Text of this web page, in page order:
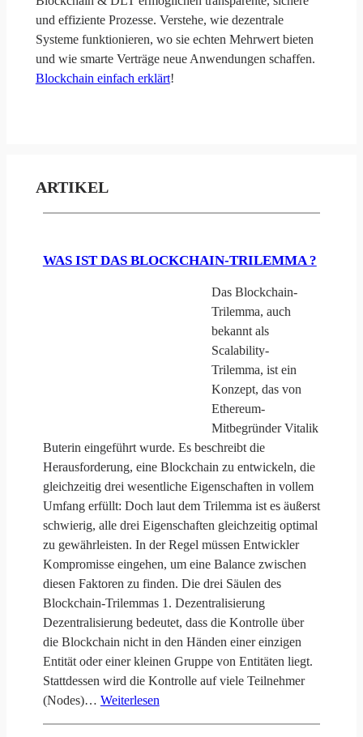
und effiziente Prozesse. Verstehe, wie dezentrale
Systeme funktionieren, wo sie echten Mehrwert bieten
und wie smarte Verträge neue Anwendungen schaffen.
Blockchain einfach erklärt!
ARTIKEL
WAS IST DAS BLOCKCHAIN-TRILEMMA ?
Das Blockchain-
Trilemma, auch
bekannt als
Scalability-
Trilemma, ist ein
Konzept, das von
Ethereum-
Mitbegründer Vitalik
Buterin eingeführt wurde. Es beschreibt die
Herausforderung, eine Blockchain zu entwickeln, die
gleichzeitig drei wesentliche Eigenschaften in vollem
Umfang erfüllt: Doch laut dem Trilemma ist es äußerst
schwierig, alle drei Eigenschaften gleichzeitig optimal
zu gewährleisten. In der Regel müssen Entwickler
Kompromisse eingehen, um eine Balance zwischen
diesen Faktoren zu finden. Die drei Säulen des
Blockchain-Trilemmas 1. Dezentralisierung
Dezentralisierung bedeutet, dass die Kontrolle über
die Blockchain nicht in den Händen einer einzigen
Entität oder einer kleinen Gruppe von Entitäten liegt.
Stattdessen wird die Kontrolle auf viele Teilnehmer
(Nodes)… Weiterlesen